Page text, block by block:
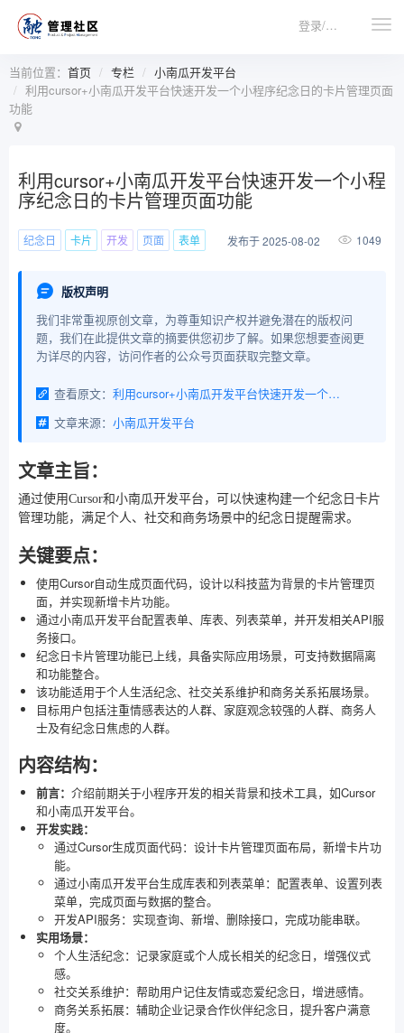
登录/注册
当前位置： 首页 专栏
小南瓜开发平台
利用cursor+小南瓜开发平台快速开发一个小程序纪念日的卡片管理页面
功能
利用cursor+小南瓜开发平台快速开发一个小程
序纪念日的卡片管理页面功能
纪念日 卡片 开发 页面 表单 发布于 2025-08-02 1049
版权声明
我们非常重视原创文章，为尊重知识产权并避免潜在的版权问
题，我们在此提供文章的摘要供您初步了解。如果您想要查阅更
为详尽的内容，访问作者的公众号页面获取完整文章。
查看原文：
利用cursor+小南瓜开发平台快速开发一个小程序纪念日的卡片管理页面功能
文章来源： 小南瓜开发平台
文章主旨：
通过使用Cursor和小南瓜开发平台，可以快速构建一个纪念日卡片
管理功能，满足个人、社交和商务场景中的纪念日提醒需求。
关键要点：
使用Cursor自动生成页面代码，设计以科技蓝为背景的卡片管理页
面，并实现新增卡片功能。
通过小南瓜开发平台配置表单、库表、列表菜单，并开发相关API服
务接口。
纪念日卡片管理功能已上线，具备实际应用场景，可支持数据隔离
和功能整合。
该功能适用于个人生活纪念、社交关系维护和商务关系拓展场景。
目标用户包括注重情感表达的人群、家庭观念较强的人群、商务人
士及有纪念日焦虑的人群。
内容结构：
前言： 介绍前期关于小程序开发的相关背景和技术工具，如Cursor
和小南瓜开发平台。
开发实践：
通过Cursor生成页面代码：设计卡片管理页面布局，新增卡片功
能。
通过小南瓜开发平台生成库表和列表菜单：配置表单、设置列表
菜单，完成页面与数据的整合。
开发API服务：实现查询、新增、删除接口，完成功能串联。
实用场景：
个人生活纪念：记录家庭或个人成长相关的纪念日，增强仪式
感。
社交关系维护：帮助用户记住友情或恋爱纪念日，增进感情。
商务关系拓展：辅助企业记录合作伙伴纪念日，提升客户满意
度。